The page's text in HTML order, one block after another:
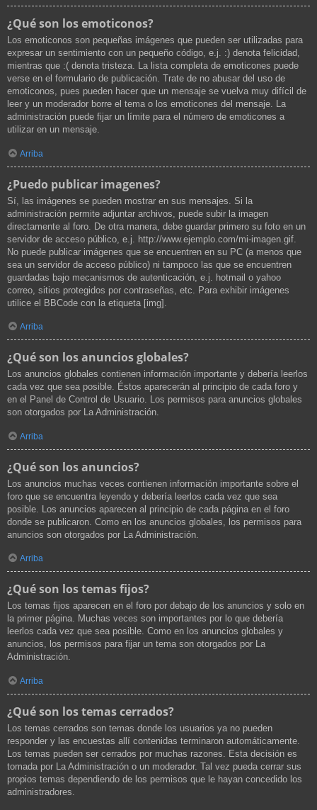
¿Qué son los emoticonos?
Los emoticonos son pequeñas imágenes que pueden ser utilizadas para
expresar un sentimiento con un pequeño código, e.j. :) denota felicidad,
mientras que :( denota tristeza. La lista completa de emoticones puede
verse en el formulario de publicación. Trate de no abusar del uso de
emoticonos, pues pueden hacer que un mensaje se vuelva muy difícil de
leer y un moderador borre el tema o los emoticones del mensaje. La
administración puede fijar un límite para el número de emoticones a
utilizar en un mensaje.
Arriba
¿Puedo publicar imagenes?
Sí, las imágenes se pueden mostrar en sus mensajes. Si la
administración permite adjuntar archivos, puede subir la imagen
directamente al foro. De otra manera, debe guardar primero su foto en un
servidor de acceso público, e.j. http://www.ejemplo.com/mi-imagen.gif.
No puede publicar imágenes que se encuentren en su PC (a menos que
sea un servidor de acceso público) ni tampoco las que se encuentren
guardadas bajo mecanismos de autenticación, e.j. hotmail o yahoo
correo, sitios protegidos por contraseñas, etc. Para exhibir imágenes
utilice el BBCode con la etiqueta [img].
Arriba
¿Qué son los anuncios globales?
Los anuncios globales contienen información importante y debería leerlos
cada vez que sea posible. Éstos aparecerán al principio de cada foro y
en el Panel de Control de Usuario. Los permisos para anuncios globales
son otorgados por La Administración.
Arriba
¿Qué son los anuncios?
Los anuncios muchas veces contienen información importante sobre el
foro que se encuentra leyendo y debería leerlos cada vez que sea
posible. Los anuncios aparecen al principio de cada página en el foro
donde se publicaron. Como en los anuncios globales, los permisos para
anuncios son otorgados por La Administración.
Arriba
¿Qué son los temas fijos?
Los temas fijos aparecen en el foro por debajo de los anuncios y solo en
la primer página. Muchas veces son importantes por lo que debería
leerlos cada vez que sea posible. Como en los anuncios globales y
anuncios, los permisos para fijar un tema son otorgados por La
Administración.
Arriba
¿Qué son los temas cerrados?
Los temas cerrados son temas donde los usuarios ya no pueden
responder y las encuestas allí contenidas terminaron automáticamente.
Los temas pueden ser cerrados por muchas razones. Esta decisión es
tomada por La Administración o un moderador. Tal vez pueda cerrar sus
propios temas dependiendo de los permisos que le hayan concedido los
administradores.